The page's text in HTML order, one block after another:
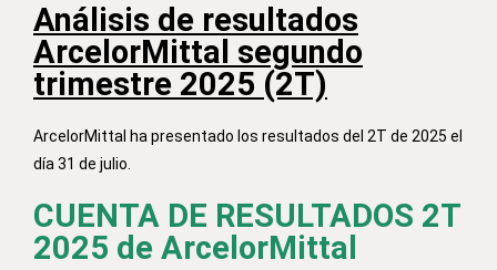
Análisis de resultados
ArcelorMittal segundo
trimestre 2025 (2T)
ArcelorMittal ha presentado los resultados del 2T de 2025 el
día 31 de julio.
CUENTA DE RESULTADOS 2T
2025 de ArcelorMittal